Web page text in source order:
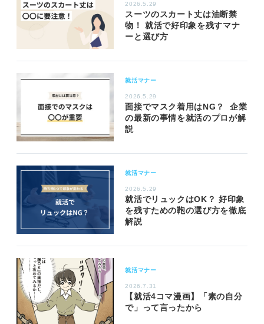
2026.5.29
スーツのスカート丈は油断禁
物！ 就活で好印象を残すマナ
ーと選び方
就活マナー
2026.5.29
面接でマスク着用はNG？ 企業
の最新の事情を就活のプロが解
説
就活マナー
2026.5.29
就活でリュックはOK？ 好印象
を残すための鞄の選び方を徹底
解説
就活マナー
2026.7.31
【就活4コマ漫画】「素の自分
で」って言ったから